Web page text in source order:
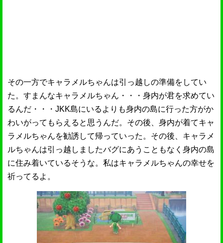
その一方でキャラメルちゃんは引っ越しの準備をしてい
た。すまんなキャラメルちゃん・・・身内が君を求めてい
るんだ・・・JKK島にいるよりも身内の島に行った方がか
わいがってもらえると思うんだ。その後、身内が着てキャ
ラメルちゃんを勧誘して帰っていった。その後、キャラメ
ルちゃんは引っ越しましたバグにあうこともなく身内の島
に住み着いているそうな。私はキャラメルちゃんの幸せを
祈ってるよ。